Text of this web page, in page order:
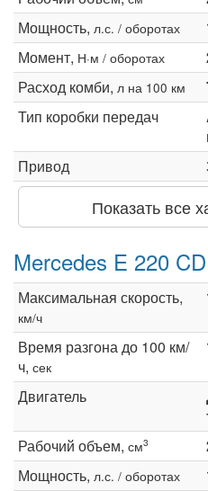
Мощность, л.с. / оборотах
Момент, Н·м / оборотах
Расход комби, л на 100 км
Тип коробки передач
Привод
Показать все
Mercedes E 220
Максимальная скорость,
км/ч
Время разгона до 100 км/
ч, сек
Двигатель
Рабочий объем, см3
Мощность, л.с. / оборотах